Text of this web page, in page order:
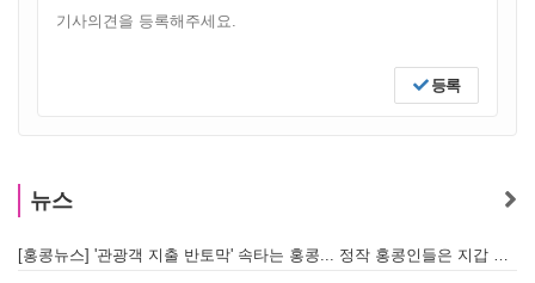
등록
뉴스